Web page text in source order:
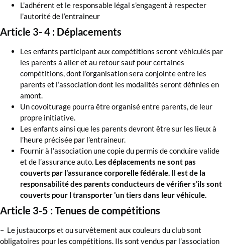
L’adhérent et le responsable légal s’engagent à respecter
l’autorité de l’entraineur
Article 3- 4 : Déplacements
Les enfants participant aux compétitions seront véhiculés par
les parents à aller et au retour sauf pour certaines
compétitions, dont l’organisation sera conjointe entre les
parents et l’association dont les modalités seront définies en
amont.
Un covoiturage pourra être organisé entre parents, de leur
propre initiative.
Les enfants ainsi que les parents devront être sur les lieux à
l’heure précisée par l’entraineur.
Fournir à l’association une copie du permis de conduire valide
et de l’assurance auto. Les déplacements ne sont pas
couverts par l’assurance corporelle fédérale. Il est de la
responsabilité des parents conducteurs de vérifier s’ils sont
couverts pour l transporter ’un tiers dans leur véhicule.
Article 3-5 : Tenues de compétitions
– Le justaucorps et ou survêtement aux couleurs du club sont
obligatoires pour les compétitions. Ils sont vendus par l’association